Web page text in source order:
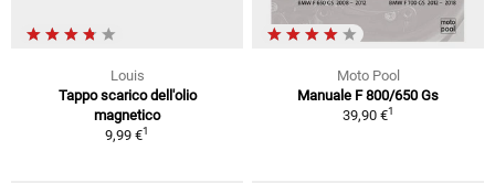
Louis
Tappo scarico dell'olio
magnetico
9,99 €1
Moto Pool
Manuale F 800/650 Gs
39,90 €1